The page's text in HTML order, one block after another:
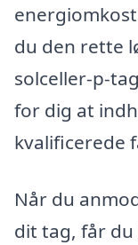
du den rette
solceller-p-
for dig at
kvalificerede
Når du
dit tag, får